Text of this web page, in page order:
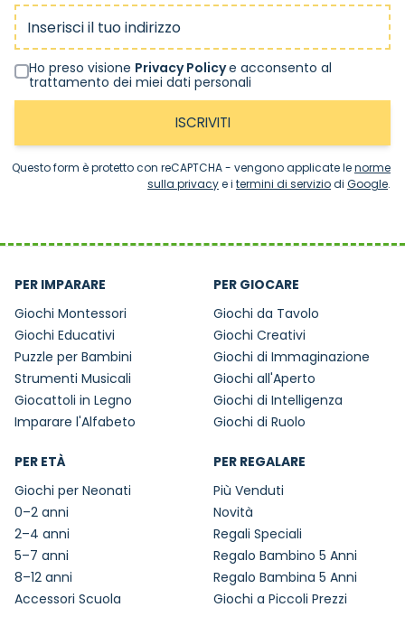
Indirizzo email
Ho preso visione Privacy Policye acconsento al
trattamento dei miei dati personali
ISCRIVITI
Questo form è protetto con reCAPTCHA - vengono applicate lenorme
sulla privacye i termini di serviziodi Google.
PER IMPARARE
Giochi Montessori
Giochi Educativi
Puzzle per Bambini
Strumenti Musicali
Giocattoli in Legno
Imparare l'Alfabeto
PER GIOCARE
Giochi da Tavolo
Giochi Creativi
Giochi di Immaginazione
Giochi all'Aperto
Giochi di Intelligenza
Giochi di Ruolo
PER ETÀ
Giochi per Neonati
0–2 anni
2–4 anni
5–7 anni
8–12 anni
Accessori Scuola
PER REGALARE
Più Venduti
Novità
Regali Speciali
Regalo Bambino 5 Anni
Regalo Bambina 5 Anni
Giochi a Piccoli Prezzi